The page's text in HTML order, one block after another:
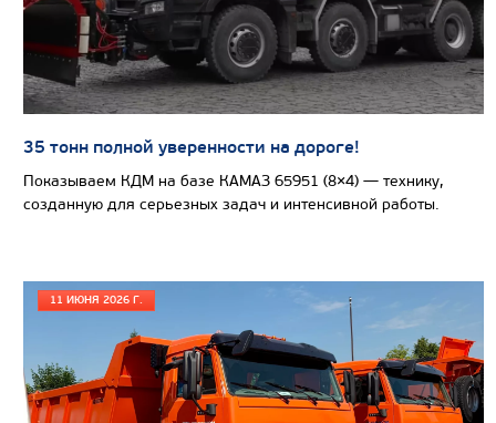
Экологический класс
Грузоподъемность, кг
Вместимость кузова, м3
Колесная формула
Узнать цену
САМОСВАЛ КАМАЗ-6580
35 тонн полной уверенности на дороге!
Показываем КДМ на базе КАМАЗ 65951 (8×4) — технику,
созданную для серьезных задач и интенсивной работы.
11 ИЮНЯ 2026 Г.